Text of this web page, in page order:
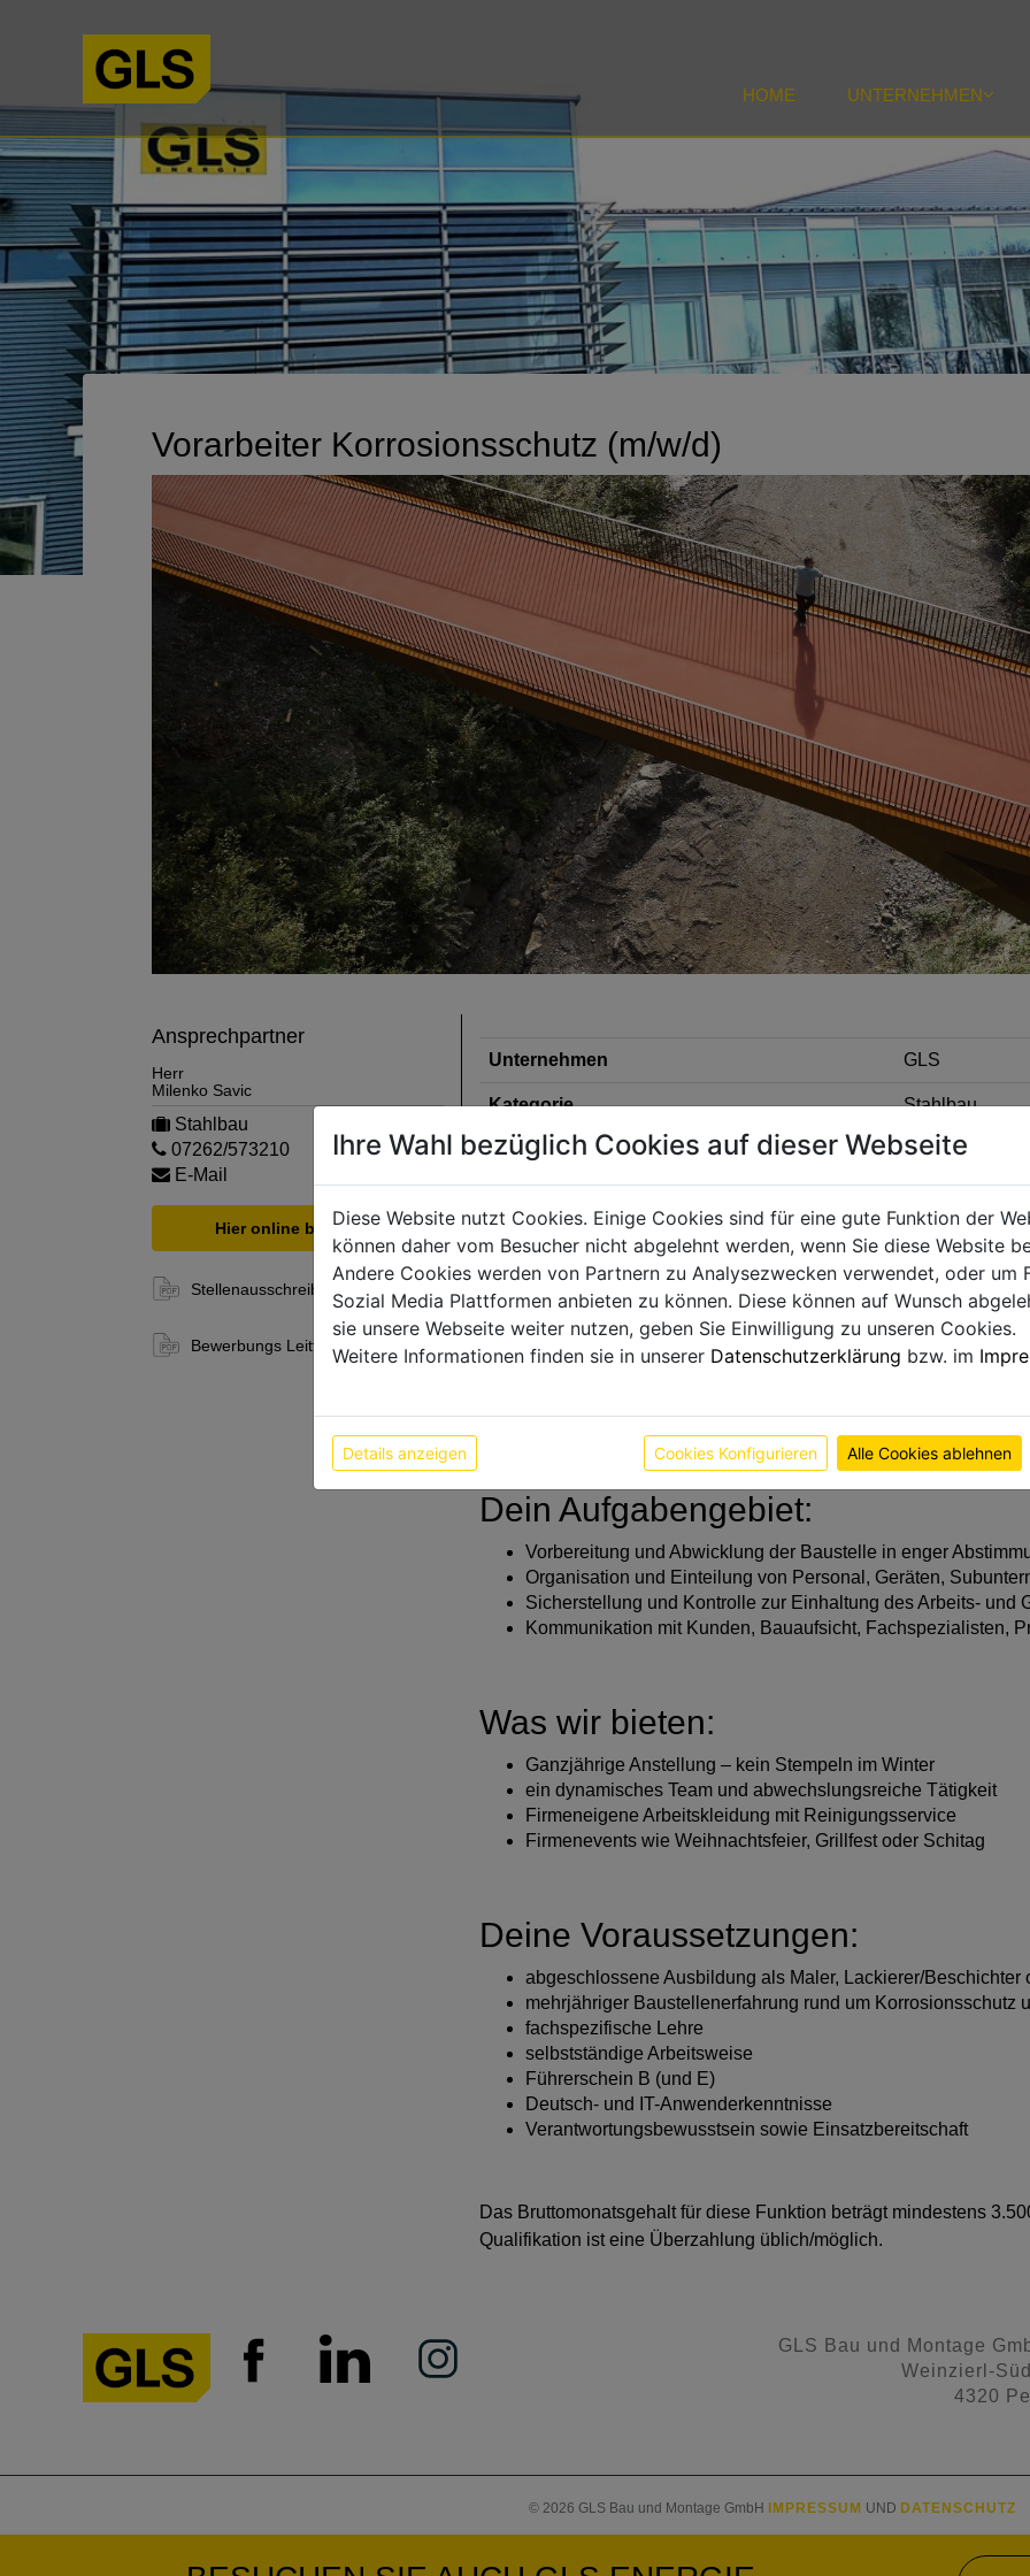
HOME UNTERNEHMEN
Vorarbeiter Korrosionsschutz (m/w/d)
Ansprechpartner
Herr
Milenko Savic
Stahlbau
07262/573210
E-Mail
Hier online bewerben
Stellenausschreibung
Bewerbungs Leitfaden
Unternehmen GLS
Kategorie Stahlbau
Abteilung
Die FERROSKIN ist ein junger, dynamischer Anbieter für
bieten wir mehr als 200 Mitarbeiter:innen die Möglichkeit, ihr
Du arbeitest verantwortungsbewusst, gerne mit Kolleg:innen und
Dann werde Teil unseres Teams und unterstütze uns im Bereich
Abwicklung unserer Stahlbauprojekte in ganz Österreich.
Als Vorarbeiter im Korrosionsschutz koordinierst Du Deine
Dein Aufgabengebiet:
Vorbereitung und Abwicklung der Baustelle in enger
Organisation und Einteilung von Personal, Geräten,
Sicherstellung und Kontrolle zur Einhaltung des Arbeits- und
Kommunikation mit Kunden, Bauaufsicht, Fachspezialisten,
Was wir bieten:
Ganzjährige Anstellung – kein Stempeln im Winter
ein dynamisches Team und abwechslungsreiche Tätigkeit
Firmeneigene Arbeitskleidung mit Reinigungsservice
Firmenevents wie Weihnachtsfeier, Grillfest oder Schitag
Deine Voraussetzungen:
abgeschlossene Ausbildung als Maler, Lackierer/Beschichter
mehrjähriger Baustellenerfahrung rund um Korrosionsschutz
fachspezifische Lehre
selbstständige Arbeitsweise
Führerschein B (und E)
Deutsch- und IT-Anwenderkenntnisse
Verantwortungsbewusstsein sowie Einsatzbereitschaft
Das Bruttomonatsgehalt für diese Funktion beträgt mindestens
Qualifikation ist eine Überzahlung üblich/möglich.
GLS Bau und Montage
Weinzierl-
4320
© 2026 GLS Bau und Montage GmbH IMPRESSUM UND DATENSCHUTZ
Ihre Wahl bezüglich Cookies auf dieser Webseite
Diese Website nutzt Cookies. Einige Cookies sind für eine gute Funktion der
können daher vom Besucher nicht abgelehnt werden, wenn Sie diese Website
Andere Cookies werden von Partnern zu Analysezwecken verwendet, oder um
Sozial Media Plattformen anbieten zu können. Diese können auf Wunsch
sie unsere Webseite weiter nutzen, geben Sie Einwilligung zu unseren Cookies.
Weitere Informationen finden sie in unserer Datenschutzerklärung bzw. im
Details anzeigen Cookies Konfigurieren Alle Cookies ablehnen